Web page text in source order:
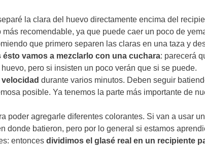
la clara del huevo directamente encima del
recomendable, ya que puede caer un poco de
que primero separen las claras en una taza y
ésto vamos a mezclarlo con una cuchara: parecerá
pero si insisten un poco verán que si se puede.
durante varios minutos. Deben seguir
posible. Ya tenemos la parte más importante de
poder agregarle diferentes colorantes. Si van a usar
donde batieron, pero por lo general si estamos
entonces dividimos el glasé real en un recipiente